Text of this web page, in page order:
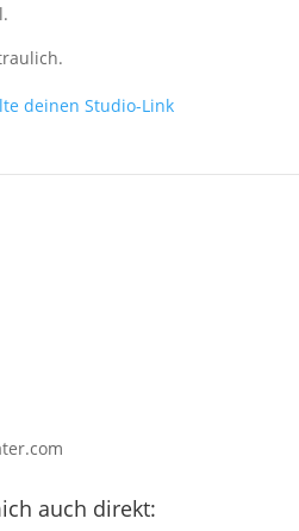
auch direkt: